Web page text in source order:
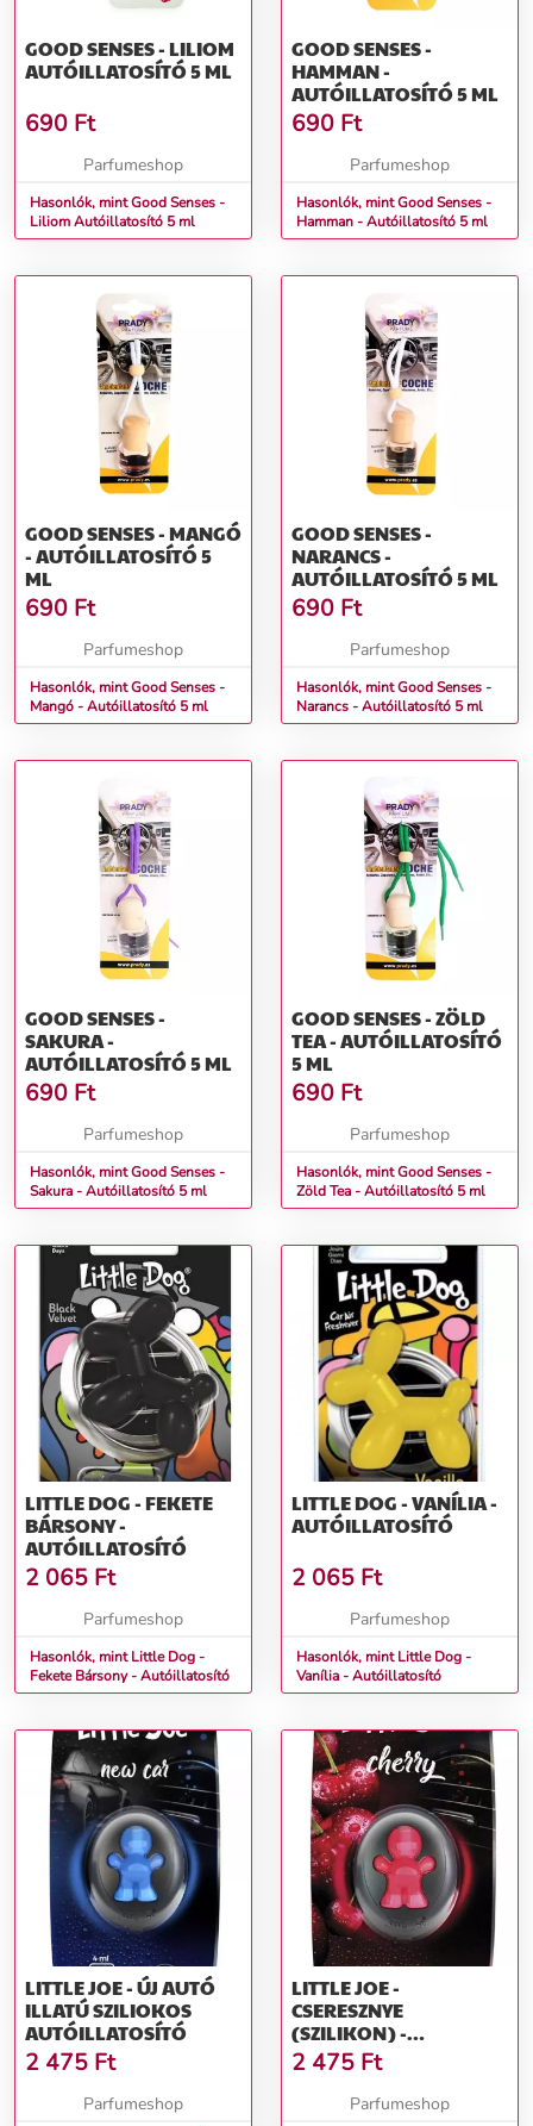
GOOD SENSES - LILIOM
AUTÓILLATOSÍTÓ 5 ML
690 Ft
Parfumeshop
Hasonlók, mint Good Senses -
Liliom Autóillatosító 5 ml
GOOD SENSES -
HAMMAN -
AUTÓILLATOSÍTÓ 5 ML
690 Ft
Parfumeshop
Hasonlók, mint Good Senses -
Hamman - Autóillatosító 5 ml
GOOD SENSES - MANGÓ
- AUTÓILLATOSÍTÓ 5
ML
690 Ft
Parfumeshop
Hasonlók, mint Good Senses -
Mangó - Autóillatosító 5 ml
GOOD SENSES -
NARANCS -
AUTÓILLATOSÍTÓ 5 ML
690 Ft
Parfumeshop
Hasonlók, mint Good Senses -
Narancs - Autóillatosító 5 ml
GOOD SENSES -
SAKURA -
AUTÓILLATOSÍTÓ 5 ML
690 Ft
Parfumeshop
Hasonlók, mint Good Senses -
Sakura - Autóillatosító 5 ml
GOOD SENSES - ZÖLD
TEA - AUTÓILLATOSÍTÓ
5 ML
690 Ft
Parfumeshop
Hasonlók, mint Good Senses -
Zöld Tea - Autóillatosító 5 ml
LITTLE DOG - FEKETE
BÁRSONY -
AUTÓILLATOSÍTÓ
2 065 Ft
Parfumeshop
Hasonlók, mint Little Dog -
Fekete Bársony - Autóillatosító
LITTLE DOG - VANÍLIA -
AUTÓILLATOSÍTÓ
2 065 Ft
Parfumeshop
Hasonlók, mint Little Dog -
Vanília - Autóillatosító
LITTLE JOE - ÚJ AUTÓ
ILLATÚ SZILIOKOS
AUTÓILLATOSÍTÓ
2 475 Ft
Parfumeshop
LITTLE JOE -
CSERESZNYE
(SZILIKON) -
AUTÓILLATOSÍTÓ
2 475 Ft
Parfumeshop